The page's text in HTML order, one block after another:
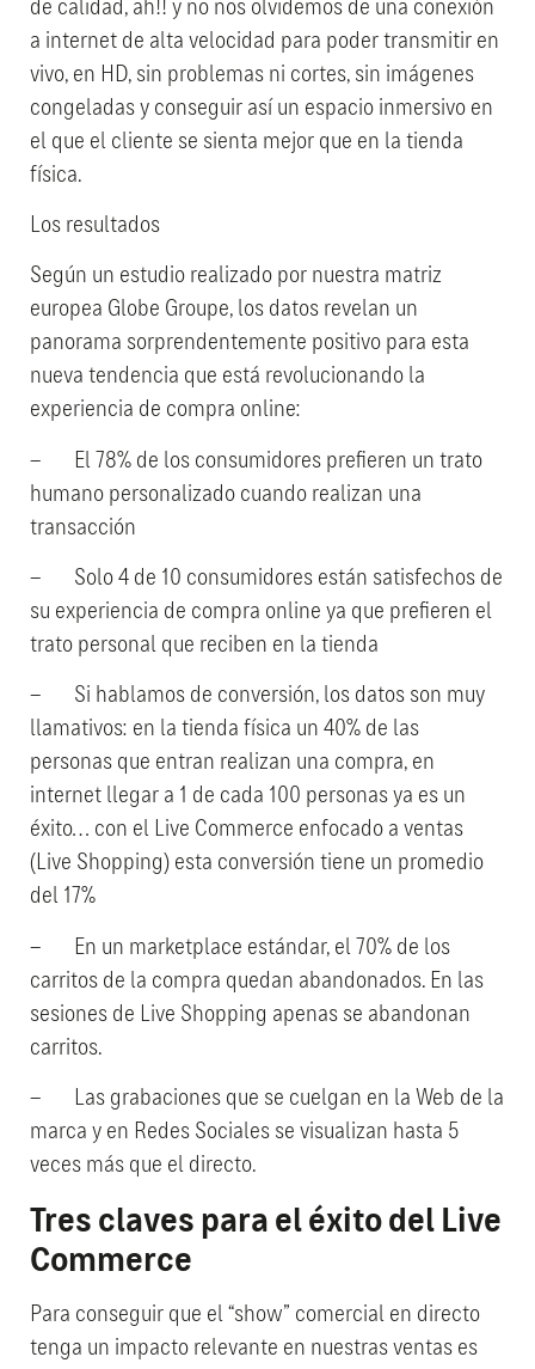
a internet de alta velocidad para poder transmitir en
vivo, en HD, sin problemas ni cortes, sin imágenes
congeladas y conseguir así un espacio inmersivo en
el que el cliente se sienta mejor que en la tienda
física.
Los resultados
Según un estudio realizado por nuestra matriz
europea Globe Groupe, los datos revelan un
panorama sorprendentemente positivo para esta
nueva tendencia que está revolucionando la
experiencia de compra online:
– El 78% de los consumidores prefieren un trato
humano personalizado cuando realizan una
transacción
– Solo 4 de 10 consumidores están satisfechos de
su experiencia de compra online ya que prefieren el
trato personal que reciben en la tienda
– Si hablamos de conversión, los datos son muy
llamativos: en la tienda física un 40% de las
personas que entran realizan una compra, en
internet llegar a 1 de cada 100 personas ya es un
éxito… con el Live Commerce enfocado a ventas
(Live Shopping) esta conversión tiene un promedio
del 17%
– En un marketplace estándar, el 70% de los
carritos de la compra quedan abandonados. En las
sesiones de Live Shopping apenas se abandonan
carritos.
– Las grabaciones que se cuelgan en la Web de la
marca y en Redes Sociales se visualizan hasta 5
veces más que el directo.
Tres claves para el éxito del Live
Commerce
Para conseguir que el “show” comercial en directo
tenga un impacto relevante en nuestras ventas es